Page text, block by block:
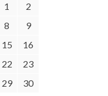
1
2
8
9
15
16
22
23
29
30